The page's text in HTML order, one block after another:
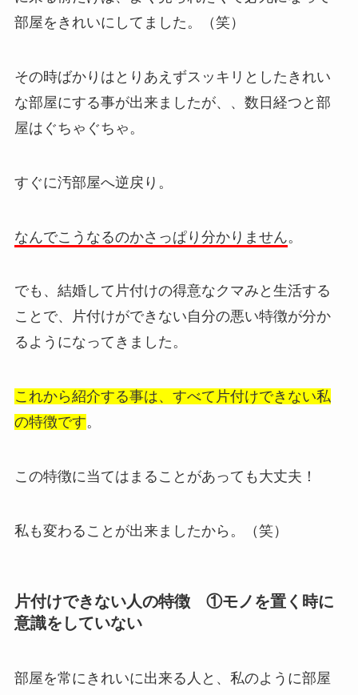
部屋をきれいにしてました。（笑）
その時ばかりはとりあえずスッキリとしたきれい
な部屋にする事が出来ましたが、、数日経つと部
屋はぐちゃぐちゃ。
すぐに汚部屋へ逆戻り。
なんでこうなるのかさっぱり分かりません。
でも、結婚して片付けの得意なクマみと生活する
ことで、片付けができない自分の悪い特徴が分か
るようになってきました。
これから紹介する事は、すべて片付けできない私
の特徴です。
この特徴に当てはまることがあっても大丈夫！
私も変わることが出来ましたから。（笑）
片付けできない人の特徴 ①モノを置く時に
意識をしていない
部屋を常にきれいに出来る人と、私のように部屋